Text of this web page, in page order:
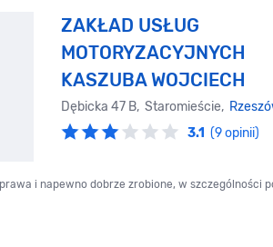
ZAKŁAD USŁUG
MOTORYZACYJNYCH
KASZUBA WOJCIECH
Dębicka 47 B, Staromieście,
3.1 (9 opinii)
i napewno dobrze zrobione, w szczególności